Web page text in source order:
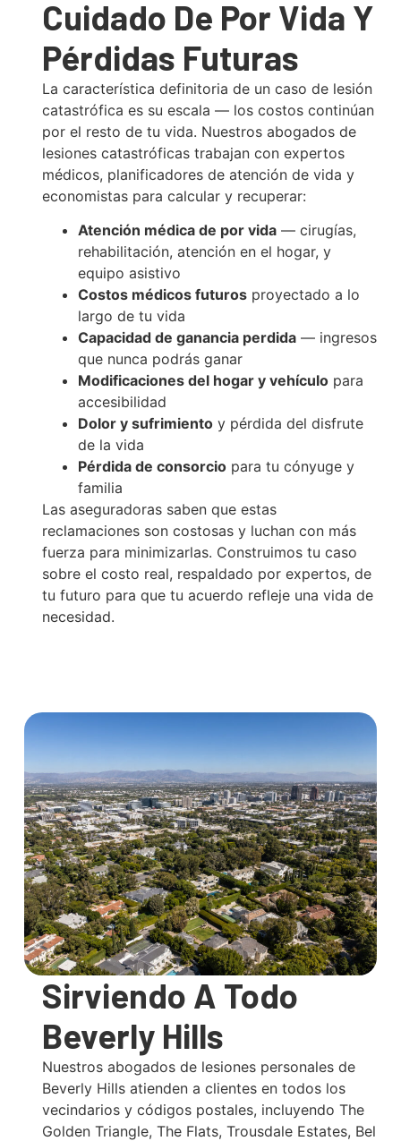
Cuidado De Por Vida Y
Pérdidas Futuras
La característica definitoria de un caso de lesión
catastrófica es su escala — los costos continúan
por el resto de tu vida. Nuestros abogados de
lesiones catastróficas trabajan con expertos
médicos, planificadores de atención de vida y
economistas para calcular y recuperar:
Atención médica de por vida— cirugías,
rehabilitación, atención en el hogar, y
equipo asistivo
Costos médicos futurosproyectado a lo
largo de tu vida
Capacidad de ganancia perdida— ingresos
que nunca podrás ganar
Modificaciones del hogar y vehículopara
accesibilidad
Dolor y sufrimientoy pérdida del disfrute
de la vida
Pérdida de consorciopara tu cónyuge y
familia
Las aseguradoras saben que estas
reclamaciones son costosas y luchan con más
fuerza para minimizarlas. Construimos tu caso
sobre el costo real, respaldado por expertos, de
tu futuro para que tu acuerdo refleje una vida de
necesidad.
Sirviendo A Todo
Beverly Hills
Nuestros abogados de lesiones personales de
Beverly Hills atienden a clientes en todos los
vecindarios y códigos postales, incluyendo The
Golden Triangle, The Flats, Trousdale Estates, Bel